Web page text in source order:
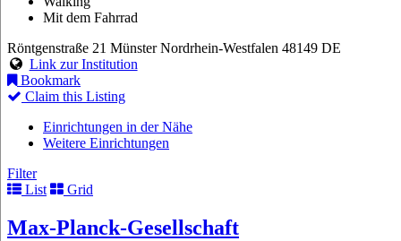
Mit dem Fahrrad
Röntgenstraße 21 Münster Nordrhein-Westfalen 48149 DE
Link zur Institution
Bookmark
Claim this Listing
Einrichtungen in der Nähe
Weitere Einrichtungen
Filter
List
Grid
Max-Planck-Gesellschaft